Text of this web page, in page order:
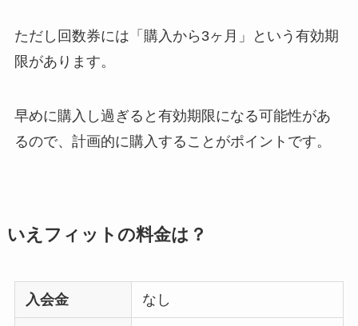
ただし回数券には「購入から3ヶ月」という有効期
限があります。
早めに購入し過ぎると有効期限になる可能性があ
るので、計画的に購入することがポイントです。
いえフィットの料金は？
入会金 なし